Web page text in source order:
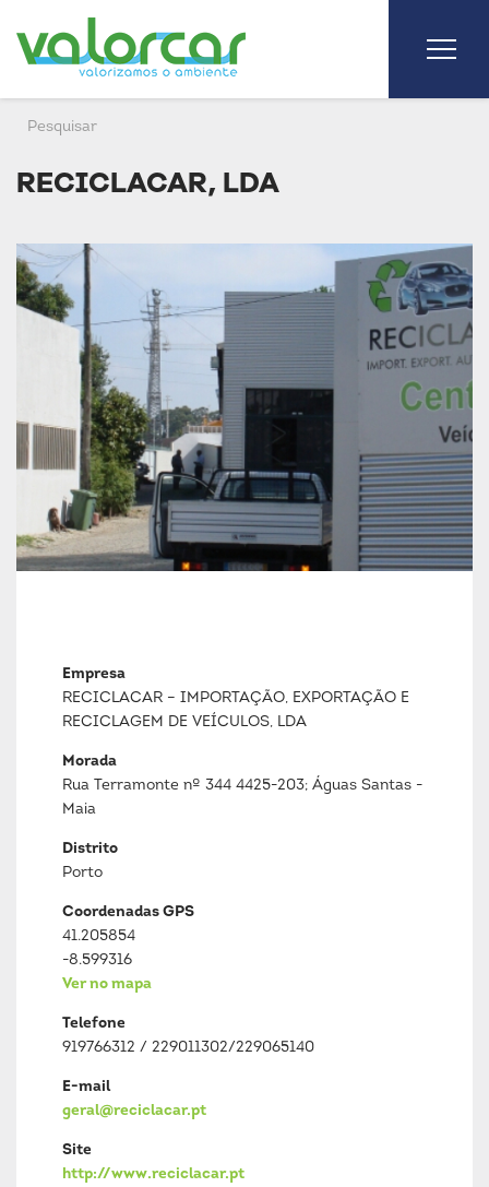
RECICLACAR, LDA
Empresa
RECICLACAR – IMPORTAÇÃO, EXPORTAÇÃO E
RECICLAGEM DE VEÍCULOS, LDA
Morada
Rua Terramonte nº 344 4425-203; Águas Santas -
Maia
Distrito
Porto
Coordenadas GPS
41.205854
-8.599316
Ver no mapa
Telefone
919766312 / 229011302/229065140
E-mail
geral@reciclacar.pt
Site
http://www.reciclacar.pt